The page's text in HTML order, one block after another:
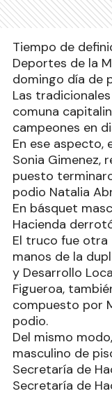
Tiempo de
Deportes de la
domingo día de
Las
comuna
campeones en
En ese aspecto,
Sonia Gimenez,
puesto
podio Natalia
En básquet
Hacienda
El truco fue otra
manos de la
y Desarrollo
Figueroa,
compuesto por
podio.
Del mismo
masculino de
Secretaría de
Secretaría de